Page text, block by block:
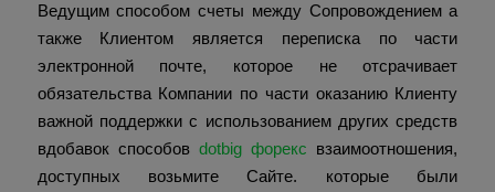
Ведущим способом счеты между Сопровождением а
также Клиентом является переписка по части
электронной почте, которое не отсрачивает
обязательства Компании по части оказанию Клиенту
важной поддержки с использованием других средств
вдобавок способов dotbig форекс взаимоотношения,
доступных возьмите Сайте. которые были